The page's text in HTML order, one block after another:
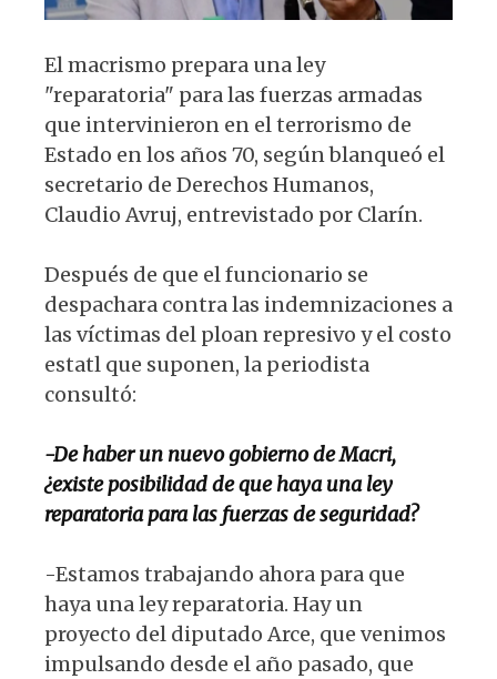
El macrismo prepara una ley
"reparatoria" para las fuerzas armadas
que intervinieron en el terrorismo de
Estado en los años 70, según blanqueó el
secretario de Derechos Humanos,
Claudio Avruj, entrevistado por Clarín.
Después de que el funcionario se
despachara contra las indemnizaciones a
las víctimas del ploan represivo y el costo
estatl que suponen, la periodista
consultó:
-De haber un nuevo gobierno de Macri,
¿existe posibilidad de que haya una ley
reparatoria para las fuerzas de seguridad?
-Estamos trabajando ahora para que
haya una ley reparatoria. Hay un
proyecto del diputado Arce, que venimos
impulsando desde el año pasado, que